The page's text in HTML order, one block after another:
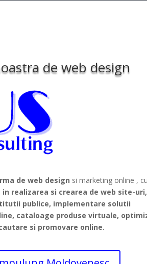
de web design
de web design si marketing online ,
in realizarea si crearea de web site-uri,
publice, implementare solutii
cataloage produse virtuale,
si promovare online.